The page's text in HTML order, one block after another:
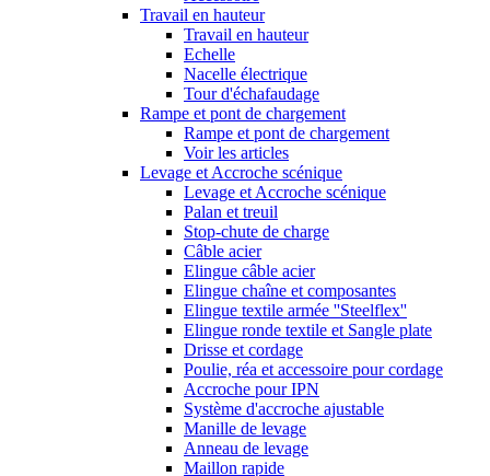
Travail en hauteur
Travail en hauteur
Echelle
Nacelle électrique
Tour d'échafaudage
Rampe et pont de chargement
Rampe et pont de chargement
Voir les articles
Levage et Accroche scénique
Levage et Accroche scénique
Palan et treuil
Stop-chute de charge
Câble acier
Elingue câble acier
Elingue chaîne et composantes
Elingue textile armée ''Steelflex''
Elingue ronde textile et Sangle plate
Drisse et cordage
Poulie, réa et accessoire pour cordage
Accroche pour IPN
Système d'accroche ajustable
Manille de levage
Anneau de levage
Maillon rapide